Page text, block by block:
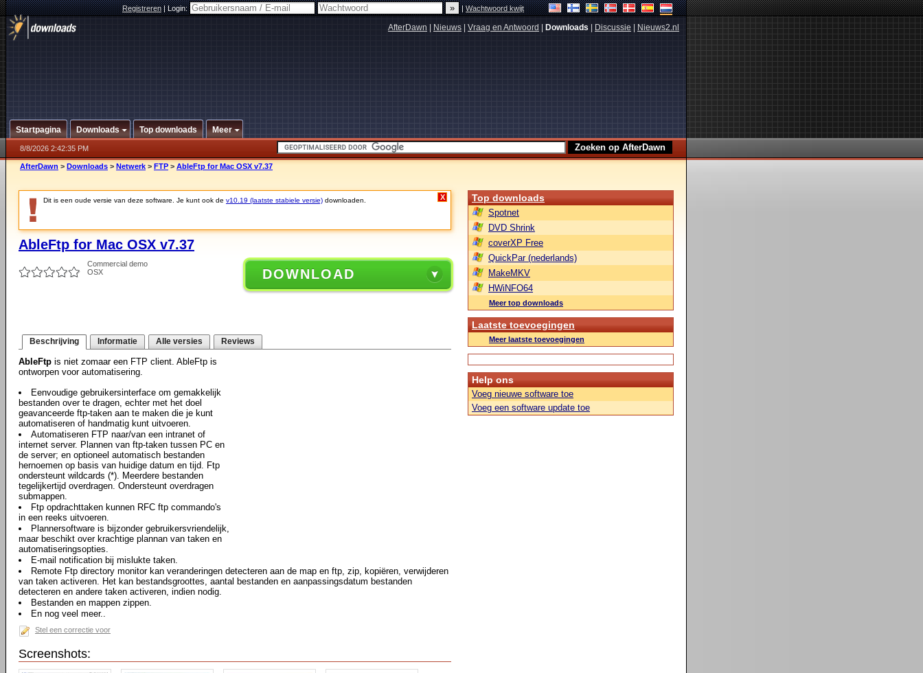
Registreren|Login: |Wachtwoord kwijt
AfterDawn Nieuws Vraag en Antwoord Downloads Discussie Nieuws2.nl
Startpagina Downloads Top downloads Meer
8/8/2026 2:42:35 PM
AfterDawn > Downloads > Netwerk > FTP > AbleFtp for Mac OSX v7.37
Dit is een oude versie van deze software. Je kunt ook de v10.19 (laatste stabiele versie) downloaden. X
AbleFtp for Mac OSX v7.37
Commercial demo
OSX
DOWNLOAD
Beschrijving Informatie Alle versies Reviews
AbleFtp is niet zomaar een FTP client. AbleFtp is
ontworpen voor automatisering.
Eenvoudige gebruikersinterface om gemakkelijk
bestanden over te dragen, echter met het doel
geavanceerde ftp-taken aan te maken die je kunt
automatiseren of handmatig kunt uitvoeren.
Automatiseren FTP naar/van een intranet of
internet server. Plannen van ftp-taken tussen PC en
de server; en optioneel automatisch bestanden
hernoemen op basis van huidige datum en tijd. Ftp
ondersteunt wildcards (*). Meerdere bestanden
tegelijkertijd overdragen. Ondersteunt overdragen
submappen.
Ftp opdrachttaken kunnen RFC ftp commando's
in een reeks uitvoeren.
Plannersoftware is bijzonder gebruikersvriendelijk,
maar beschikt over krachtige plannan van taken en
automatiseringsopties.
E-mail notification bij mislukte taken.
Remote Ftp directory monitor kan veranderingen detecteren aan de map en ftp, zip, kopiëren, verwijderen
van taken activeren. Het kan bestandsgroottes, aantal bestanden en aanpassingsdatum bestanden
detecteren en andere taken activeren, indien nodig.
Bestanden en mappen zippen.
En nog veel meer..
Stel een correctie voor
Screenshots:
Top downloads
Spotnet
DVD Shrink
coverXP Free
QuickPar (nederlands)
MakeMKV
HWiNFO64
Meer top downloads
Laatste toevoegingen
Meer laatste toevoegingen
Help ons
Voeg nieuwe software toe
Voeg een software update toe